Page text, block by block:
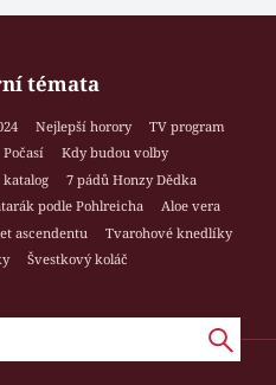
témata
Nejlepší horory
TV program
Počasí
Kdy budou volby
katalog
7 pádů Honzy Dědka
podle Pohlreicha
Aloe vera
ascendentu
Tvarohové knedlíky
Švestkový koláč